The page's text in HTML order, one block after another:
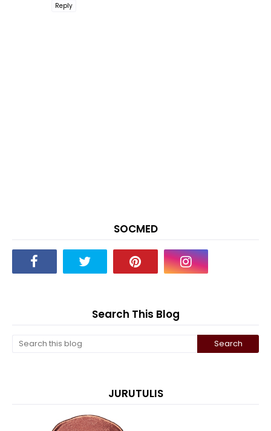
Reply
SOCMED
Search This Blog
JURUTULIS